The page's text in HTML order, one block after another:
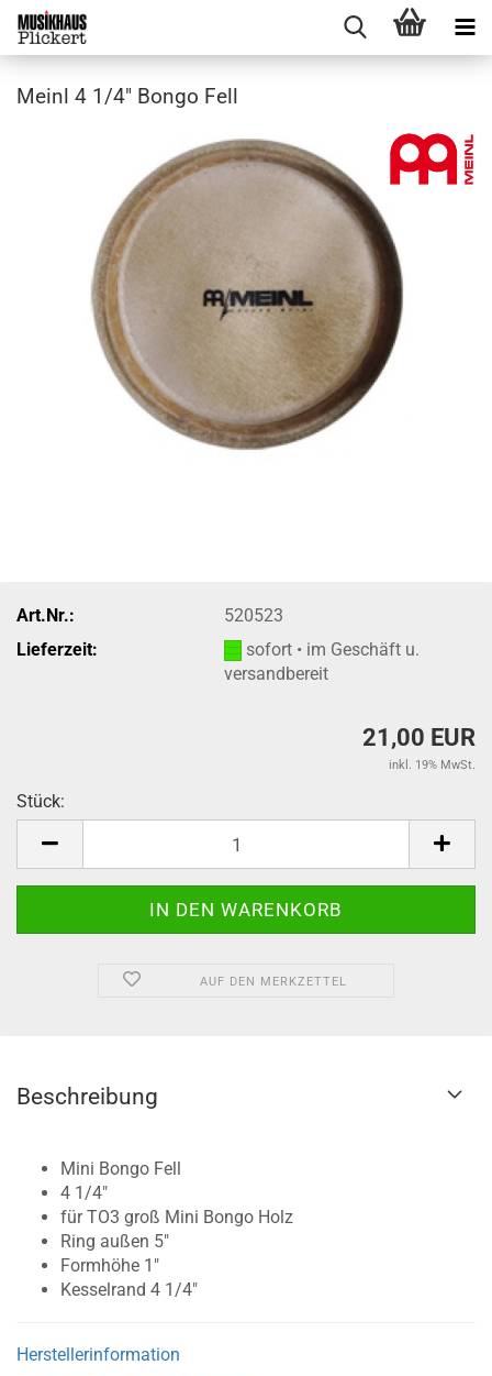
Meinl 4 1/4" Bongo Fell
Art.Nr.:
520523
Lieferzeit:
sofort • im Geschäft u.
versandbereit
21,00 EUR
inkl. 19% MwSt.
Stück:
AUF DEN MERKZETTEL
Beschreibung
Mini Bongo Fell
4 1/4"
für TO3 groß Mini Bongo Holz
Ring außen 5"
Formhöhe 1"
Kesselrand 4 1/4"
Herstellerinformation